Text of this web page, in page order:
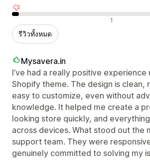
รีวิวเชิงลบ 1
รีวิวทั้งหมด
Mysavera.in
I’ve had a really positive experience
Shopify theme. The design is clean,
easy to customize, even without
knowledge. It helped me create a
looking store quickly, and
across devices. What stood out the
support team. They were
genuinely committed to solving my